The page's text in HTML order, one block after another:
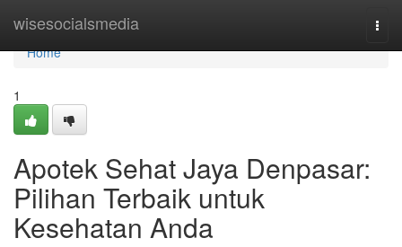
wisesocialsmedia
Home
Home
1
Apotek Sehat Jaya Denpasar:
Pilihan Terbaik untuk
Kesehatan Anda